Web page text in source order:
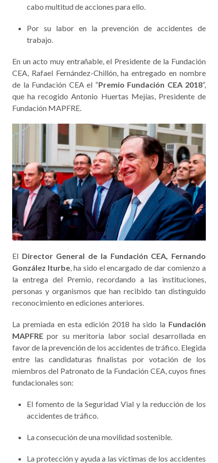
cabo multitud de acciones para ello.
Por su labor en la prevención de accidentes de
trabajo.
En un acto muy entrañable, el Presidente de la Fundación
CEA, Rafael Fernández-Chillón, ha entregado en nombre
de la Fundación CEA el “Premio Fundación CEA 2018”,
que ha recogido Antonio Huertas Mejías, Presidente de
Fundación MAPFRE.
El Director General de la Fundación CEA, Fernando
González Iturbe, ha sido el encargado de dar comienzo a
la entrega del Premio, recordando a las instituciones,
personas y organismos que han recibido tan distinguido
reconocimiento en ediciones anteriores.
La premiada en esta edición 2018 ha sido la Fundación
MAPFRE por su meritoria labor social desarrollada en
favor de la prevención de los accidentes de tráfico. Elegida
entre las candidaturas finalistas por votación de los
miembros del Patronato de la Fundación CEA, cuyos fines
fundacionales son:
El fomento de la Seguridad Vial y la reducción de los
accidentes de tráfico.
La consecución de una movilidad sostenible.
La protección y ayuda a las víctimas de los accidentes